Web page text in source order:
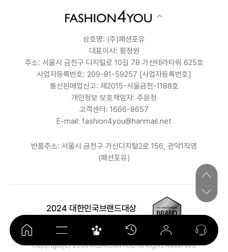
상호명: (주)패션포유
대표이사: 황정원
주소: 서울시 금천구 디지털로 10길 78 가산테라타워 625호
사업자등록번호: 209-81-59257 [사업자등록번호]
통신판매업신고: 제2015-서울금천-1188호
개인정보 보호책임자: 주윤정
고객센터: 1666-8657
E-mail: fashion4you@hanmail.net
반품주소: 서울시 금천구 가산디지털2로 156, 관악1직영
(패션포유)
Copyright(C) 2006 FASHION4YOU All Rights Reserved